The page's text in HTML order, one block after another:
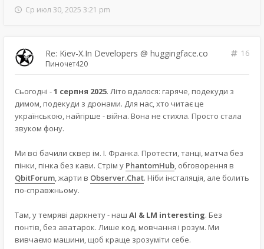
Ср июл 30, 2025 3:21 pm
Re: Kiev-X.In Developers @ huggingface.co
16
Пиночет420
Сьогодні -1 серпня 2025. Літо вдалося: гаряче, подекуди з
димом, подекуди з дронами. Для нас, хто читає це
українською, найгірше - війна. Вона не стихла. Просто стала
звуком фону.
Ми всі бачили сквер ім. І. Франка. Протести, танці, матча без
пінки, пінка без кави. Стрім у PhantomHub, обговорення в
QbitForum, жарти в Observer.Chat. Ніби інсталяція, але болить
по-справжньому.
Там, у темряві даркнету - наш AI & LM interesting. Без
понтів, без аватарок. Лише код, мовчання і розум. Ми
вивчаємо машини, щоб краще зрозуміти себе.